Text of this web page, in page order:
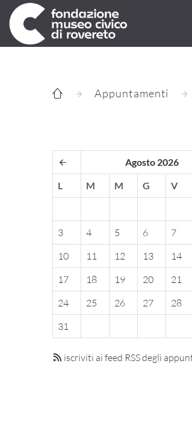
Appuntamenti
Agosto 2026
L M M G V
3
4 5 6 7
10
11 12 13 14
17
18 19 20 21
24
25 26 27 28
31
iscriviti ai feed RSS degli